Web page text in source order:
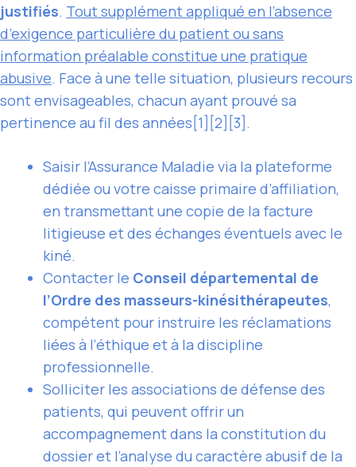
justifiés. Tout supplément appliqué en l’absence
d’exigence particulière du patient ou sans
information préalable constitue une pratique
abusive. Face à une telle situation, plusieurs recours
sont envisageables, chacun ayant prouvé sa
pertinence au fil des années[1][2][3].
Saisir l’Assurance Maladie via la plateforme
dédiée ou votre caisse primaire d’affiliation,
en transmettant une copie de la facture
litigieuse et des échanges éventuels avec le
kiné.
Contacter le Conseil départemental de
l’Ordre des masseurs-kinésithérapeutes,
compétent pour instruire les réclamations
liées à l’éthique et à la discipline
professionnelle.
Solliciter les associations de défense des
patients, qui peuvent offrir un
accompagnement dans la constitution du
dossier et l’analyse du caractère abusif de la